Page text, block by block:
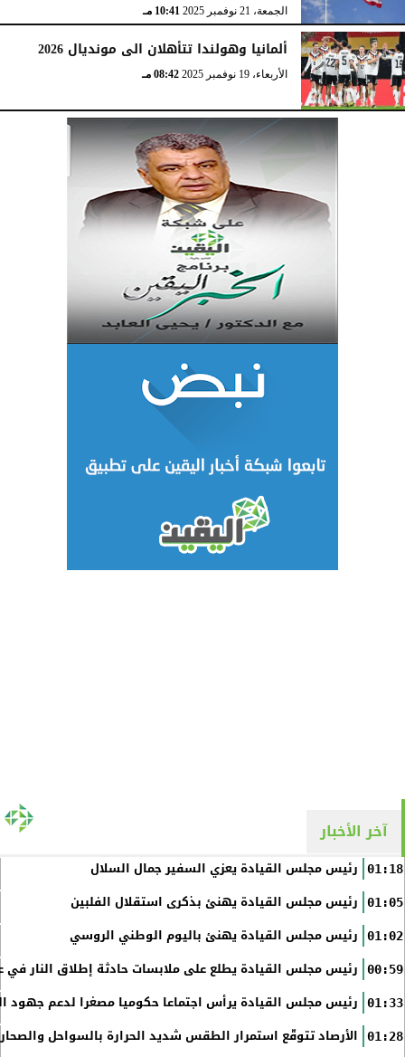
الجمعة، 21 نوفمبر 2025 10:41 مـ
ألمانيا وهولندا تتأهلان الى مونديال 2026
الأربعاء، 19 نوفمبر 2025 08:42 مـ
آخر الأخبار
01:18 رئيس مجلس القيادة يعزي السفير جمال السلال
01:05 رئيس مجلس القيادة يهنئ بذكرى استقلال الفلبين
01:02 رئيس مجلس القيادة يهنئ باليوم الوطني الروسي
00:59 رئيس مجلس القيادة يطلع على ملابسات حادثة إطلاق النار في
01:33 رئيس مجلس القيادة يرأس اجتماعا حكوميا مصغرا لدعم جهود
01:28 الأرصاد تتوقّع استمرار الطقس شديد الحرارة بالسواحل